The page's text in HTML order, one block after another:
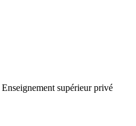
Enseignement supérieur privé